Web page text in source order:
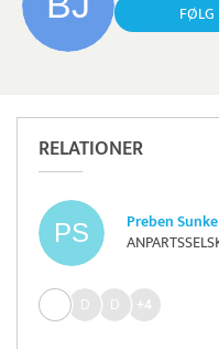
FØLG
RELATIONER
Preben Sunke
+4